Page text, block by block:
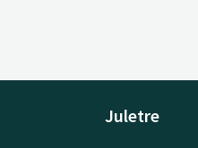
Juletre